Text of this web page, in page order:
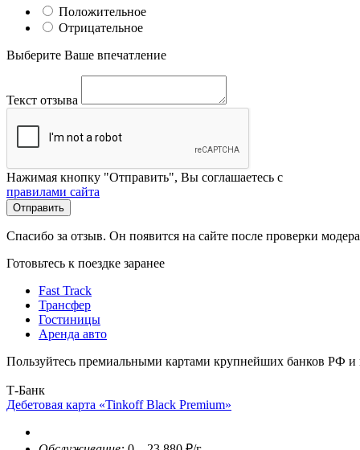
Положительное
Отрицательное
Выберите Ваше впечатление
Текст отзыва
Нажимая кнопку "Отправить", Вы соглашаетесь с
правилами сайта
Отправить
Спасибо за отзыв. Он появится на сайте после проверки
Готовьтесь к поездке заранее
Fast Track
Трансфер
Гостиницы
Аренда авто
Пользуйтесь премиальными картами крупнейших банков РФ и
Т-Банк
Дебетовая карта «Tinkoff Black Premium»